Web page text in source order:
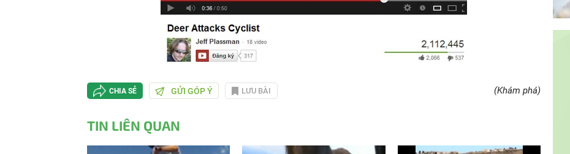
CHIA SẺ GỬI GÓP Ý LƯU BÀI (Khám phá)
TIN LIÊN QUAN